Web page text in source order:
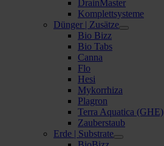
DrainMaster
Komplettsysteme
Dünger | Zusätze
Bio Bizz
Bio Tabs
Canna
Flo
Hesi
Mykorrhiza
Plagron
Terra Aquatica (GHE)
Zauberstaub
Erde | Substrate